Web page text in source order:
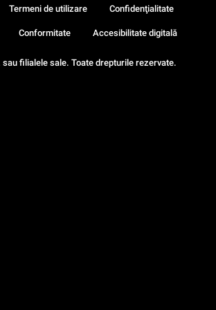
filialele sale. Toate drepturile rezervate.
Termeni de utilizare Confidenţialitate
Conformitate Accesibilitate digitală